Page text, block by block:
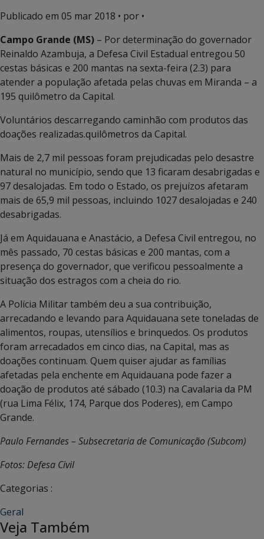
Publicado em 05 mar 2018 • por •
Campo Grande (MS) – Por determinação do governador
Reinaldo Azambuja, a Defesa Civil Estadual entregou 50
cestas básicas e 200 mantas na sexta-feira (2.3) para
atender a população afetada pelas chuvas em Miranda – a
195 quilômetro da Capital.
Voluntários descarregando caminhão com produtos das
doações realizadas.quilômetros da Capital.
Mais de 2,7 mil pessoas foram prejudicadas pelo desastre
natural no município, sendo que 13 ficaram desabrigadas e
97 desalojadas. Em todo o Estado, os prejuízos afetaram
mais de 65,9 mil pessoas, incluindo 1027 desalojadas e 240
desabrigadas.
Já em Aquidauana e Anastácio, a Defesa Civil entregou, no
mês passado, 70 cestas básicas e 200 mantas, com a
presença do governador, que verificou pessoalmente a
situação dos estragos com a cheia do rio.
A Polícia Militar também deu a sua contribuição,
arrecadando e levando para Aquidauana sete toneladas de
alimentos, roupas, utensílios e brinquedos. Os produtos
foram arrecadados em cinco dias, na Capital, mas as
doações continuam. Quem quiser ajudar as famílias
afetadas pela enchente em Aquidauana pode fazer a
doação de produtos até sábado (10.3) na Cavalaria da PM
(rua Lima Félix, 174, Parque dos Poderes), em Campo
Grande.
Paulo Fernandes – Subsecretaria de Comunicação (Subcom)
Fotos: Defesa Civil
Categorias :
Geral
Veja Também